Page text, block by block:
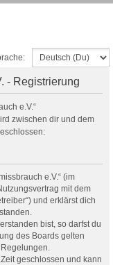
- Registrierung
e.V.“
zwischen dir und dem
e.V.“ (im
mit dem
und erklärst dich
bist, so darfst du
des Boards gelten
geschlossen und kann